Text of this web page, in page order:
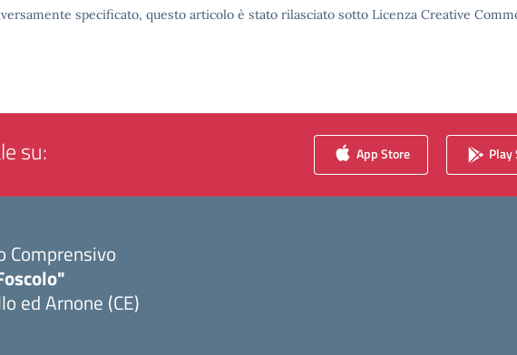
specificato, questo articolo è stato rilasciato sotto Licenza Creative
su: App Store Play
Comprensivo
ed Arnone (CE)